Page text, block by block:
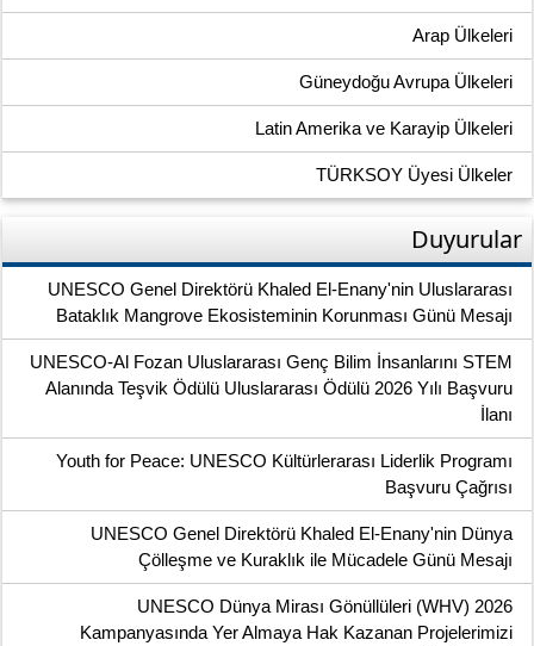
Arap Ülkeleri
Güneydoğu Avrupa Ülkeleri
Latin Amerika ve Karayip Ülkeleri
TÜRKSOY Üyesi Ülkeler
Duyurular
UNESCO Genel Direktörü Khaled El-Enany'nin Uluslararası
Bataklık Mangrove Ekosisteminin Korunması Günü Mesajı
UNESCO-Al Fozan Uluslararası Genç Bilim İnsanlarını STEM
Alanında Teşvik Ödülü Uluslararası Ödülü 2026 Yılı Başvuru
İlanı
Youth for Peace: UNESCO Kültürlerarası Liderlik Programı
Başvuru Çağrısı
UNESCO Genel Direktörü Khaled El-Enany'nin Dünya
Çölleşme ve Kuraklık ile Mücadele Günü Mesajı
UNESCO Dünya Mirası Gönüllüleri (WHV) 2026
Kampanyasında Yer Almaya Hak Kazanan Projelerimizi